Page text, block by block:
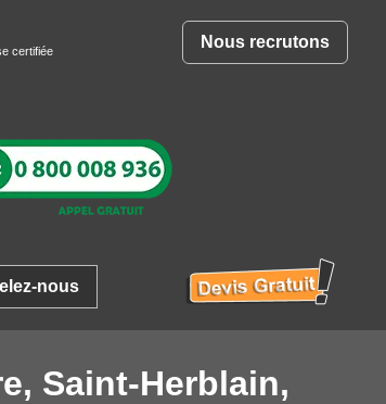
certifiée Nous recrutons
nous
Saint-Herblain,